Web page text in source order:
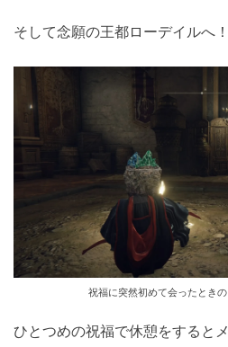
そして念願の王都ローデイルへ！
祝福に突然初めて会ったとき
ひとつめの祝福で休憩をすると